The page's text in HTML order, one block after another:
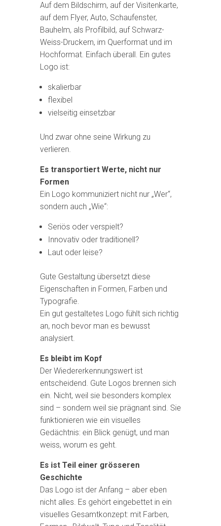
Auf dem Bildschirm, auf der Visitenkarte,
auf dem Flyer, Auto, Schaufenster,
Bauhelm, als Profilbild, auf Schwarz-
Weiss-Druckern, im Querformat und im
Hochformat. Einfach überall. Ein gutes
Logo ist:
skalierbar
flexibel
vielseitig einsetzbar
Und zwar ohne seine Wirkung zu
verlieren.
Es transportiert Werte, nicht nur
Formen
Ein Logo kommuniziert nicht nur „Wer“,
sondern auch „Wie“:
Seriös oder verspielt?
Innovativ oder traditionell?
Laut oder leise?
Gute Gestaltung übersetzt diese
Eigenschaften in Formen, Farben und
Typografie.
Ein gut gestaltetes Logo fühlt sich richtig
an, noch bevor man es bewusst
analysiert.
Es bleibt im Kopf
Der Wiedererkennungswert ist
entscheidend. Gute Logos brennen sich
ein. Nicht, weil sie besonders komplex
sind – sondern weil sie prägnant sind. Sie
funktionieren wie ein visuelles
Gedächtnis: ein Blick genügt, und man
weiss, worum es geht.
Es ist Teil einer grösseren
Geschichte
Das Logo ist der Anfang – aber eben
nicht alles. Es gehört eingebettet in ein
visuelles Gesamtkonzept: mit Farben,